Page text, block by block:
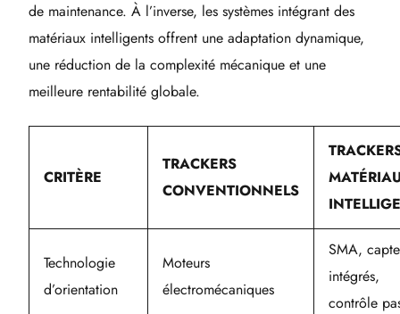
de maintenance. À l’inverse, les systèmes intégrant des
matériaux intelligents offrent une adaptation dynamique,
une réduction de la complexité mécanique et une
meilleure rentabilité globale.
CRITÈRE
TRACKERS
CONVENTIONNELS
Technologie
d’orientation
Moteurs
électromécaniques
SMA,
intégrés,
contrôle